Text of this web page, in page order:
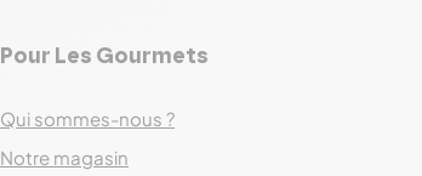
Pour Les Gourmets
Qui sommes-nous ?
Notre magasin